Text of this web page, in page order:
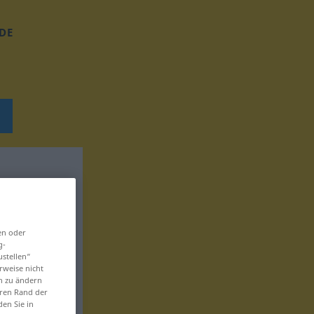
DE
oder
nicht
zu ändern
Rand der
Sie in